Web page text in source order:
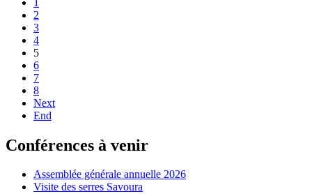
2
3
4
5
6
7
8
Next
End
Conférences à venir
Assemblée générale annuelle 2026
Visite des serres Savoura